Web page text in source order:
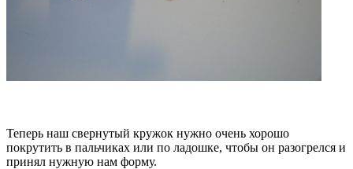
Теперь наш свернутый кружок нужно очень хорошо
покрутить в пальчиках или по ладошке, чтобы он разогрелся и
принял нужную нам форму.